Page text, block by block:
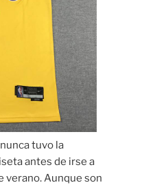
tuvo la
antes de irse a
verano. Aunque son